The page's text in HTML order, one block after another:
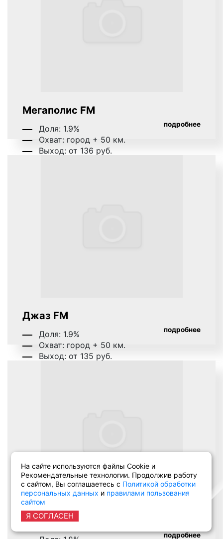
Мегаполис FM
Доля: 1.9%
Охват: город + 50 км.
Выход: от 136 руб.
подробнее
Джаз FM
Доля: 1.9%
Охват: город + 50 км.
Выход: от 135 руб.
подробнее
Детское радио
подробнее
На сайте используются файлы Cookie и
Рекомендательные технологии. Продолжив работу
с сайтом, Вы соглашаетесь с Политикой обработки
персональных данных и правилами пользования
сайтом
Я СОГЛАСЕН